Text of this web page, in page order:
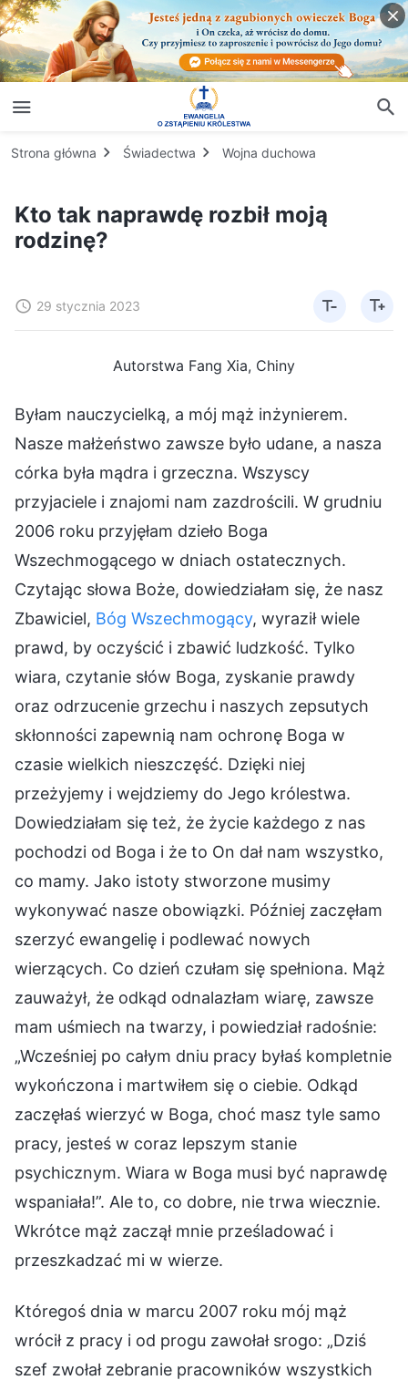
Strona główna Świadectwa Wojna duchowa
Kto tak naprawdę rozbił moją
rodzinę?
29 stycznia 2023
Autorstwa Fang Xia, Chiny
Byłam nauczycielką, a mój mąż inżynierem.
Nasze małżeństwo zawsze było udane, a nasza
córka była mądra i grzeczna. Wszyscy
przyjaciele i znajomi nam zazdrościli. W grudniu
2006 roku przyjęłam dzieło Boga
Wszechmogącego w dniach ostatecznych.
Czytając słowa Boże, dowiedziałam się, że nasz
Zbawiciel, Bóg Wszechmogący, wyraził wiele
prawd, by oczyścić i zbawić ludzkość. Tylko
wiara, czytanie słów Boga, zyskanie prawdy
oraz odrzucenie grzechu i naszych zepsutych
skłonności zapewnią nam ochronę Boga w
czasie wielkich nieszczęść. Dzięki niej
przeżyjemy i wejdziemy do Jego królestwa.
Dowiedziałam się też, że życie każdego z nas
pochodzi od Boga i że to On dał nam wszystko,
co mamy. Jako istoty stworzone musimy
wykonywać nasze obowiązki. Później zaczęłam
szerzyć ewangelię i podlewać nowych
wierzących. Co dzień czułam się spełniona. Mąż
zauważył, że odkąd odnalazłam wiarę, zawsze
mam uśmiech na twarzy, i powiedział radośnie:
„Wcześniej po całym dniu pracy byłaś kompletnie
wykończona i martwiłem się o ciebie. Odkąd
zaczęłaś wierzyć w Boga, choć masz tyle samo
pracy, jesteś w coraz lepszym stanie
psychicznym. Wiara w Boga musi być naprawdę
wspaniała!”. Ale to, co dobre, nie trwa wiecznie.
Wkrótce mąż zaczął mnie prześladować i
przeszkadzać mi w wierze.
Któregoś dnia w marcu 2007 roku mój mąż
wrócił z pracy i od progu zawołał srogo: „Dziś
szef zwołał zebranie pracowników wszystkich